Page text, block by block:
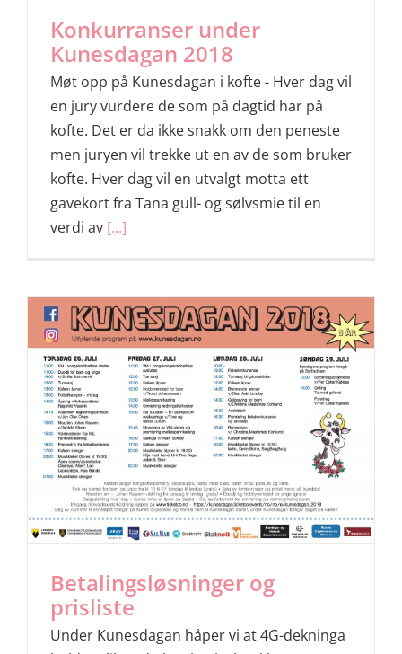
Konkurranser under
Kunesdagan 2018
Møt opp på Kunesdagan i kofte - Hver dag vil
en jury vurdere de som på dagtid har på
kofte. Det er da ikke snakk om den peneste
men juryen vil trekke ut en av de som bruker
kofte. Hver dag vil en utvalgt motta ett
gavekort fra Tana gull- og sølvsmie til en
verdi av [...]
Betalingsløsninger og
prisliste
Under Kunesdagan håper vi at 4G-dekninga